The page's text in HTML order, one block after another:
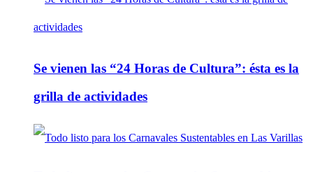
Se vienen las “24 Horas de Cultura”: ésta es la
grilla de actividades